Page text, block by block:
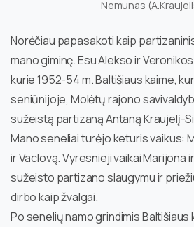
Nemunas
Norėčiau papasakoti kaip
mano giminę. Esu Alekso ir
kurie 1952-54 m. Baltišiaus kaime,
seniūnijoje, Molėtų rajono
sužeistą partizaną Antaną Kraujelį-
Mano seneliai turėjo keturis vaikus:
ir Vaclovą. Vyresnieji vaikai Marijona
sužeisto partizano slaugymu ir
dirbo kaip žvalgai.
Po senelių namo grindimis Baltišiaus